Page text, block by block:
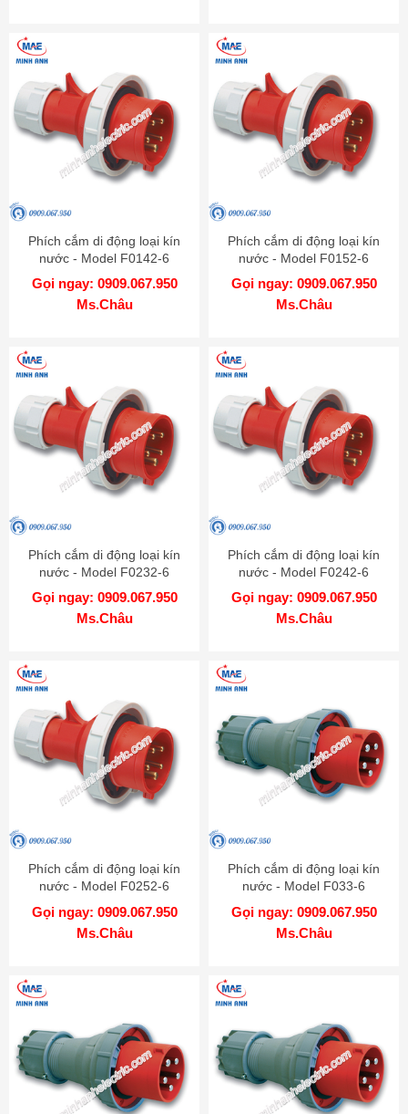
Phích cắm di động loại kín
nước - Model F0142-6
Gọi ngay: 0909.067.950
Ms.Châu
Phích cắm di động loại kín
nước - Model F0152-6
Gọi ngay: 0909.067.950
Ms.Châu
Phích cắm di động loại kín
nước - Model F0232-6
Gọi ngay: 0909.067.950
Ms.Châu
Phích cắm di động loại kín
nước - Model F0242-6
Gọi ngay: 0909.067.950
Ms.Châu
Phích cắm di động loại kín
nước - Model F0252-6
Gọi ngay: 0909.067.950
Ms.Châu
Phích cắm di động loại kín
nước - Model F033-6
Gọi ngay: 0909.067.950
Ms.Châu